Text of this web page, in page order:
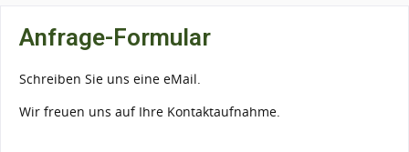
Anfrage-Formular
Schreiben Sie uns eine eMail.
Wir freuen uns auf Ihre Kontaktaufnahme.